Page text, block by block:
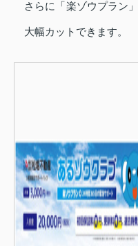
さらに「楽ゾウプラン
大幅カットできます。